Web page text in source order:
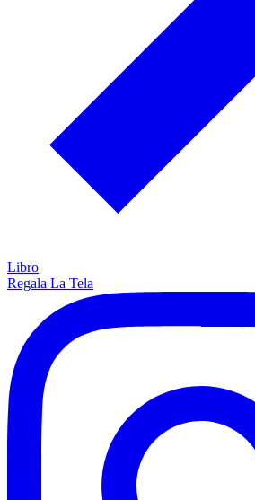
Libro
Regala La Tela